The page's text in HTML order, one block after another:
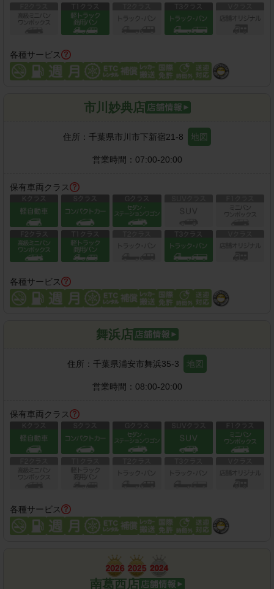
各種サービス
市川妙典店
住所： 千葉県市川市下新宿21-8 地図
営業時間： 07:00-20:00
保有車両クラス
各種サービス
舞浜店
住所： 千葉県浦安市舞浜35-3 地図
営業時間： 08:00-20:00
保有車両クラス
各種サービス
南葛西店